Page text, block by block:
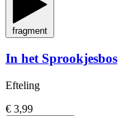
fragment
In het Sprookjesbos
Efteling
€ 3,99